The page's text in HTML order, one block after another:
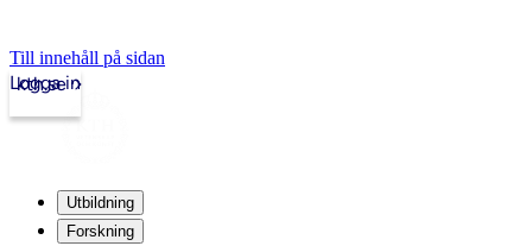
Till innehåll på sidan
kth.se
Logga in
Utbildning
Forskning